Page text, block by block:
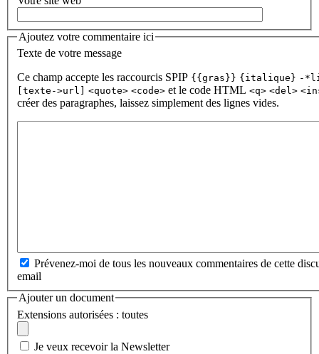
Ajoutez votre commentaire ici
Texte de votre message
Ce champ accepte les raccourcis SPIP {{gras}} {italique} -
[texte->url]
<quote> <code> et le code HTML <q> <del>
créer des paragraphes, laissez simplement des lignes vides.
Prévenez-moi de tous les nouveaux commentaires de cette
email
Ajouter un document
Extensions autorisées : toutes
Je veux recevoir la Newsletter